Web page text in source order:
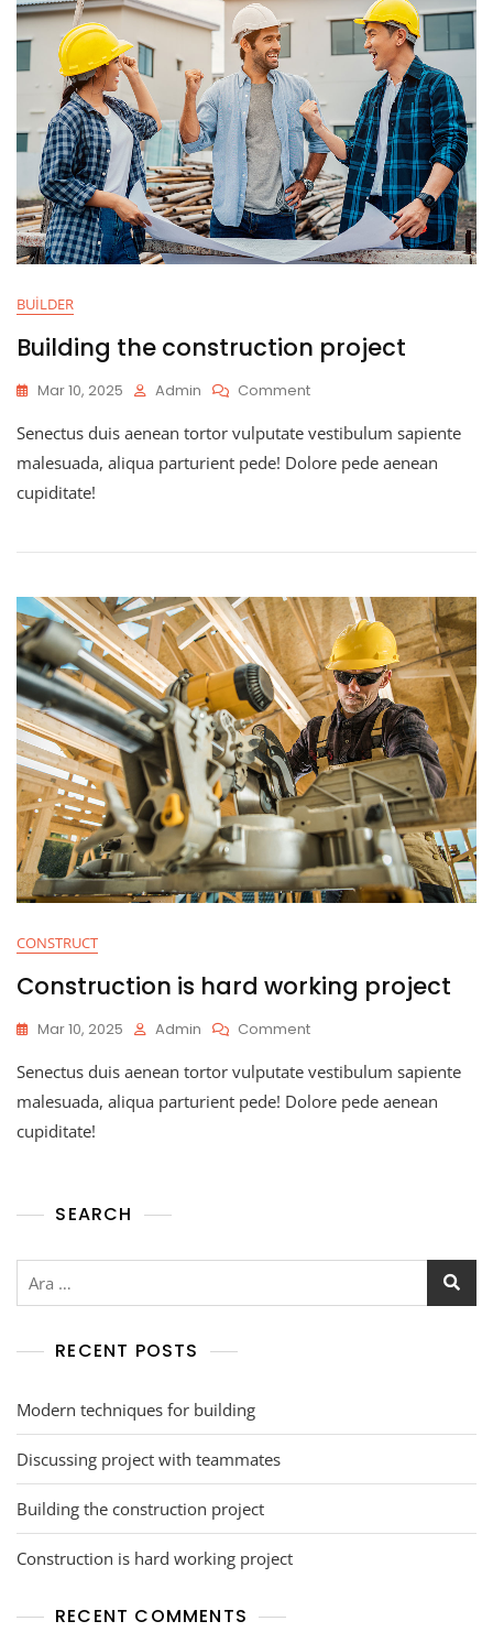
BUILDER
Building the construction project
Mar 10, 2025 Admin Comment
Senectus duis aenean tortor vulputate vestibulum sapiente
malesuada, aliqua parturient pede! Dolore pede aenean
cupiditate!
CONSTRUCT
Construction is hard working project
Mar 10, 2025 Admin Comment
Senectus duis aenean tortor vulputate vestibulum sapiente
malesuada, aliqua parturient pede! Dolore pede aenean
cupiditate!
SEARCH
RECENT POSTS
Modern techniques for building
Discussing project with teammates
Building the construction project
Construction is hard working project
RECENT COMMENTS